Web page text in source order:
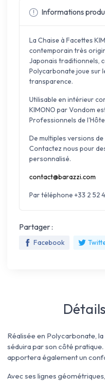
Informations
La Chaise à Facettes
contemporain très
Japonais traditionnels,
Polycarbonate joue sur
transparence.
Utilisable en intérieur
KIMONO par Vondom
Professionnels de
De multiples versions
Contactez nous pour
personnalisé.
contact@barazzi.com
Par téléphone +33 2 52
Partager :
Facebook
Réalisée en Polycarbonate,
séduira par son côté
apportera également un
Avec ses lignes